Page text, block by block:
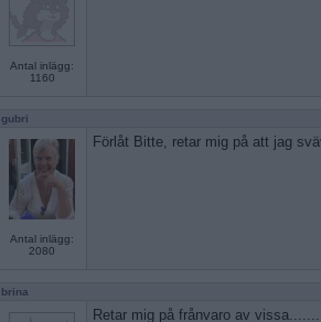
Antal inlägg:
1160
gubri
Antal inlägg:
2080
Förlåt Bitte, retar mig på att jag
brina
Retar mig på frånvaro av